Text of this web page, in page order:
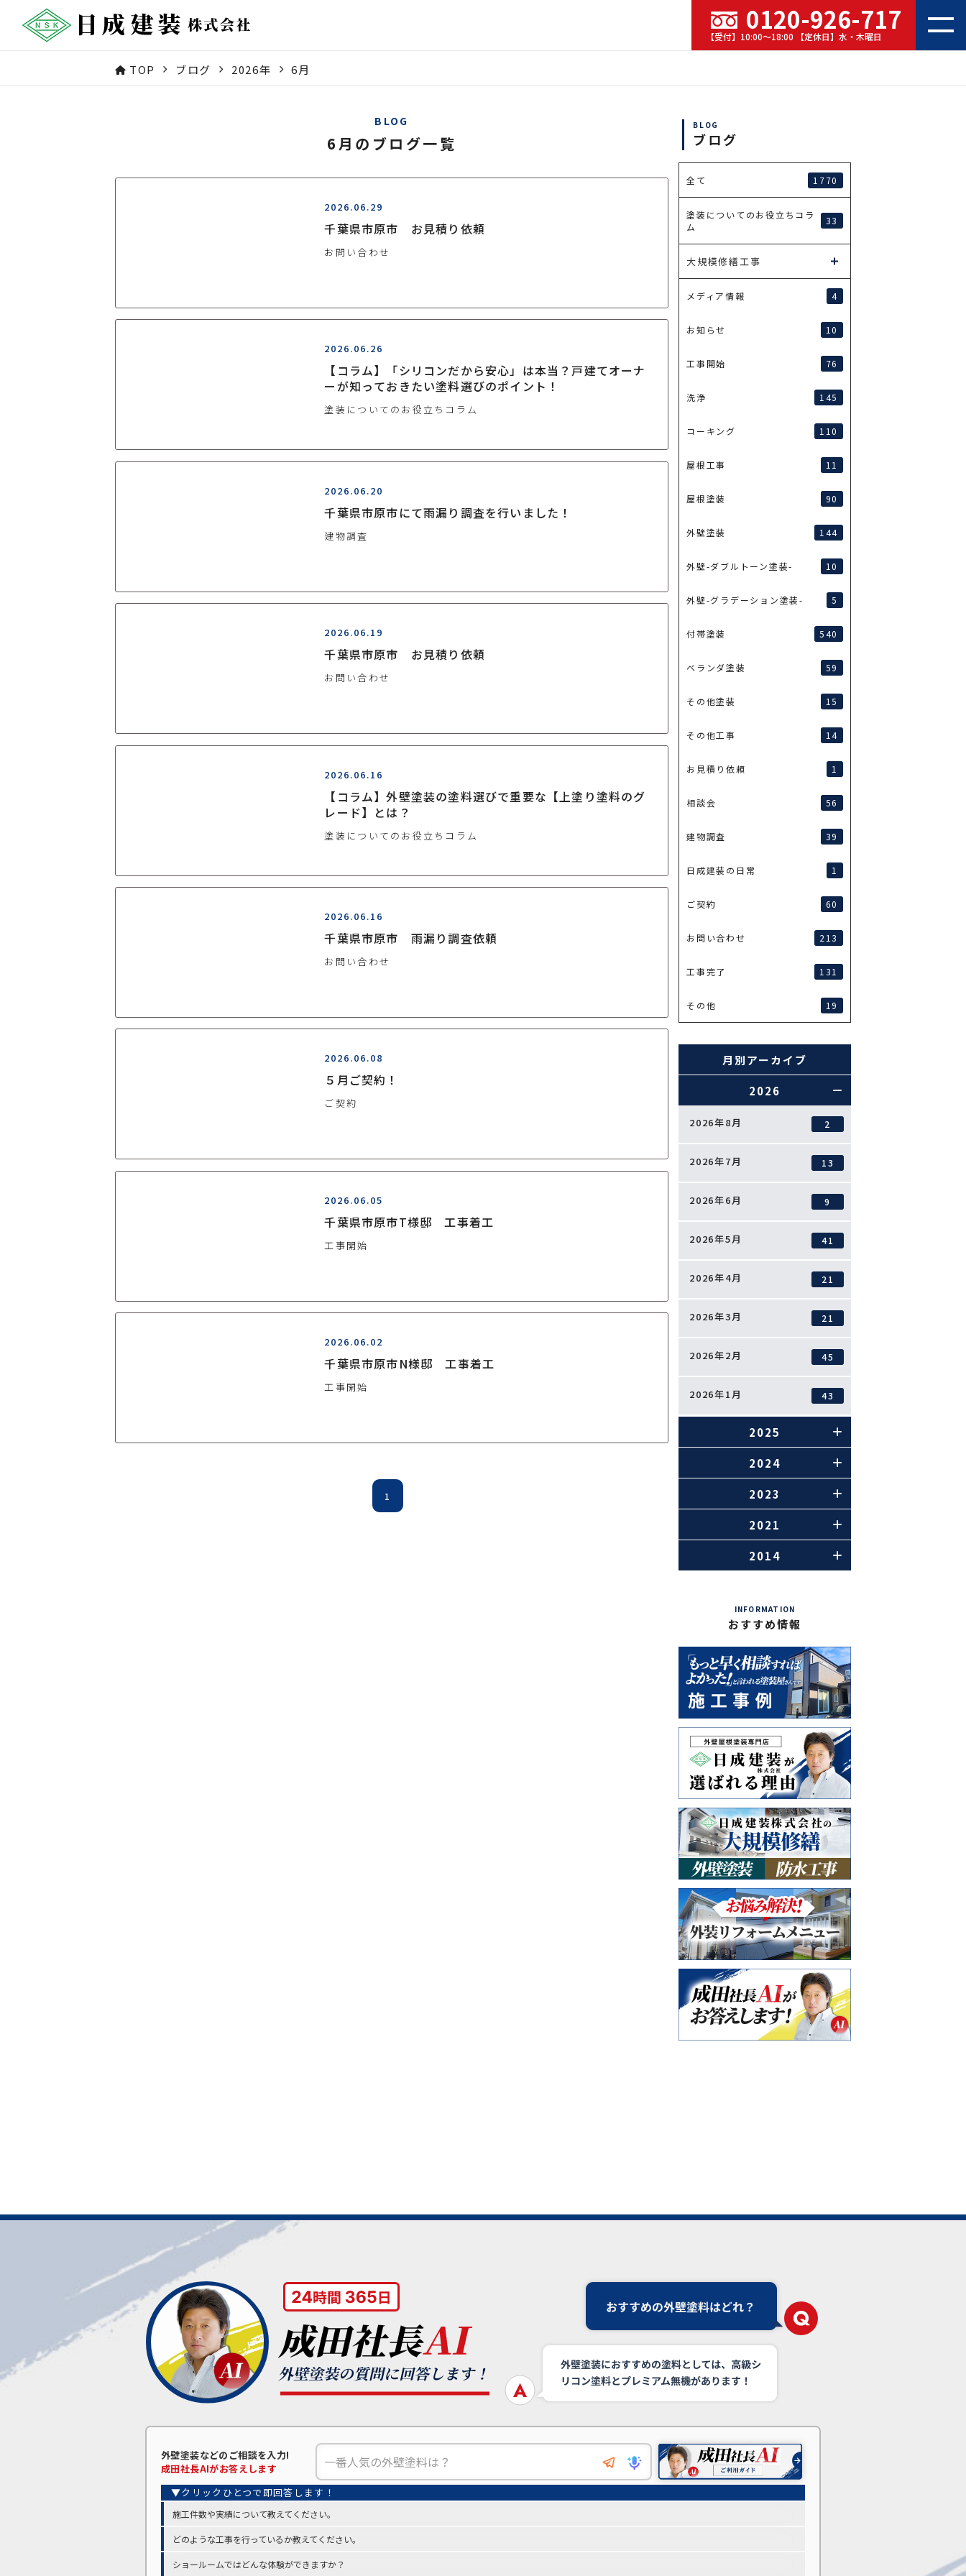
0120-926-717
【受付】10:00～18:00 【定休日】水・木曜日
TOP ブログ 2026年 6月
BLOG
6月のブログ一覧
2026.06.29
千葉県市原市 お見積り依頼
お問い合わせ
2026.06.26
【コラム】「シリコンだから安心」は本当？戸建てオーナ
ーが知っておきたい塗料選びのポイント！
塗装についてのお役立ちコラム
2026.06.20
千葉県市原市にて雨漏り調査を行いました！
建物調査
2026.06.19
千葉県市原市 お見積り依頼
お問い合わせ
2026.06.16
【コラム】外壁塗装の塗料選びで重要な【上塗り塗料のグ
レード】とは？
塗装についてのお役立ちコラム
2026.06.16
千葉県市原市 雨漏り調査依頼
お問い合わせ
2026.06.08
５月ご契約！
ご契約
2026.06.05
千葉県市原市T様邸 工事着工
工事開始
2026.06.02
千葉県市原市N様邸 工事着工
工事開始
1
BLOG
ブログ
全て 1770
塗装についてのお役立ちコラ
ム
33
大規模修繕工事
メディア情報 4
お知らせ 10
工事開始 76
洗浄 145
コーキング 110
屋根工事 11
屋根塗装 90
外壁塗装 144
外壁-ダブルトーン塗装- 10
外壁-グラデーション塗装- 5
付帯塗装 540
ベランダ塗装 59
その他塗装 15
その他工事 14
お見積り依頼 1
相談会 56
建物調査 39
日成建装の日常 1
ご契約 60
お問い合わせ 213
工事完了 131
その他 19
月別アーカイブ
2026
2026年8月 2
2026年7月 13
2026年6月 9
2026年5月 41
2026年4月 21
2026年3月 21
2026年2月 45
2026年1月 43
2025
2024
2023
2021
2014
INFORMATION
おすすめ情報
外壁塗装などの ご相談を入力!
成田社長AIがお答えします
施工件数や実績について教えてください。
どのような工事を行っているか教えてください。
ショールームではどんな体験ができますか？